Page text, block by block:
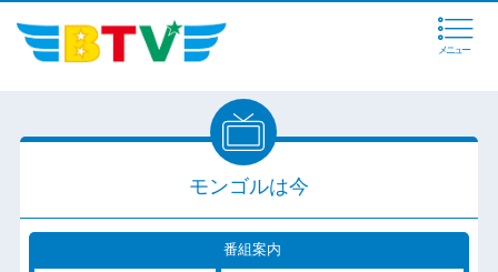
メニュー
モンゴルは今
番組案内